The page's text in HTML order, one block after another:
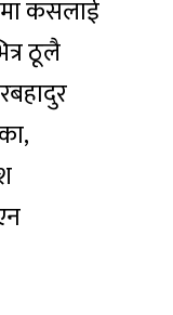
कसलाई
ठूलै